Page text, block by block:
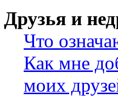
Друзья и
Что
Как мне
моих